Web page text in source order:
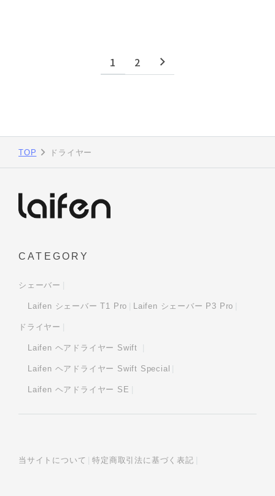
1 2
TOP ドライヤー
CATEGORY
シェーバー
Laifen シェーバー T1 Pro Laifen シェーバー P3 Pro
ドライヤー
Laifen ヘアドライヤー Swift
Laifen ヘアドライヤー Swift Special
Laifen ヘアドライヤー SE
当サイトについて 特定商取引法に基づく表記